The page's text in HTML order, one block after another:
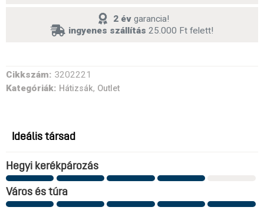
2 évgarancia!
ingyenes szállítás 25.000 Ft felett!
Cikkszám: 3202221
Kategóriák: Hátizsák, Outlet
Ideális társad
Hegyi kerékpározás
Város és túra